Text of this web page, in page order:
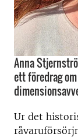
Anna
ett föredrag
Ur det